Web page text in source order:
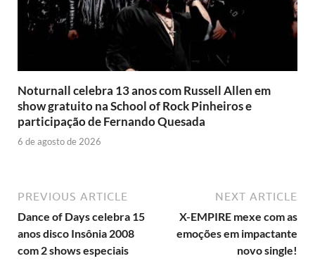
Noturnall celebra 13 anos com Russell Allen em
show gratuito na School of Rock Pinheiros e
participação de Fernando Quesada
6 de agosto de 2026
PREVIOUS ARTICLE
Dance of Days celebra 15
anos disco Insônia 2008
com 2 shows especiais
NEXT ARTICLE
X-EMPIRE mexe com as
emoções em impactante
novo single!